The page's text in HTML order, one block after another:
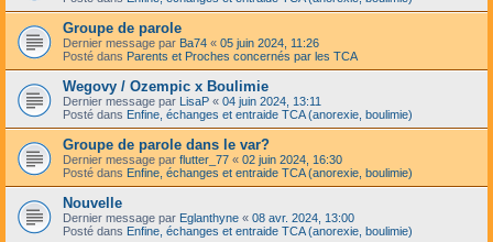
Groupe de parole
Dernier message par Ba74 « 05 juin 2024, 11:26
Posté dans Parents et Proches concernés par les TCA
Wegovy / Ozempic x Boulimie
Dernier message par LisaP « 04 juin 2024, 13:11
Posté dans Enfine, échanges et entraide TCA (anorexie, boulimie)
Groupe de parole dans le var?
Dernier message par flutter_77 « 02 juin 2024, 16:30
Posté dans Enfine, échanges et entraide TCA (anorexie, boulimie)
Nouvelle
Dernier message par Eglanthyne « 08 avr. 2024, 13:00
Posté dans Enfine, échanges et entraide TCA (anorexie, boulimie)